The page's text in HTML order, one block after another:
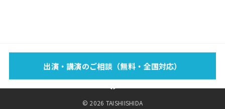
出演・講演のご相談（無料・全国対応）
FOOTBAG？
BLOG SPONSOR SHOP CONTACT
© 2026 TAISHIISHIDA